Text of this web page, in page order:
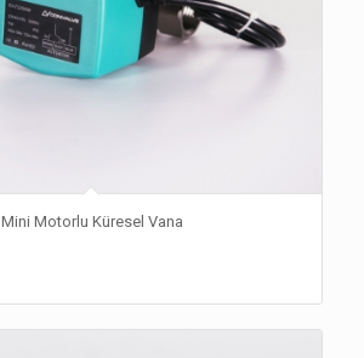
Mini Motorlu Küresel Vana